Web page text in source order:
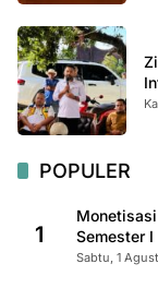
POPULER
1
Semester
Sabtu, 1